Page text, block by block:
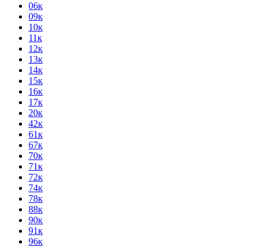
06к
09к
10к
11к
12к
13к
14к
15к
16к
17к
20к
42к
61к
67к
70к
71к
72к
74к
78к
88к
90к
91к
96к